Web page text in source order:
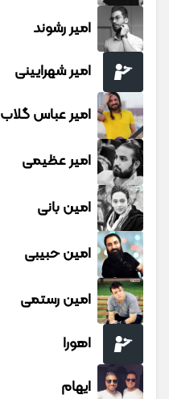
امیر رشوند
امیر شهرایینی
امیر عباس گلاب
امیر عظیمی
امین بانی
امین حبیبی
امین رستمی
اهورا
ایهام